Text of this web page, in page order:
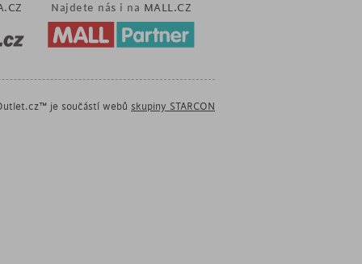
Najdete nás i na MALL.CZ
je součástí webů skupiny STARCON